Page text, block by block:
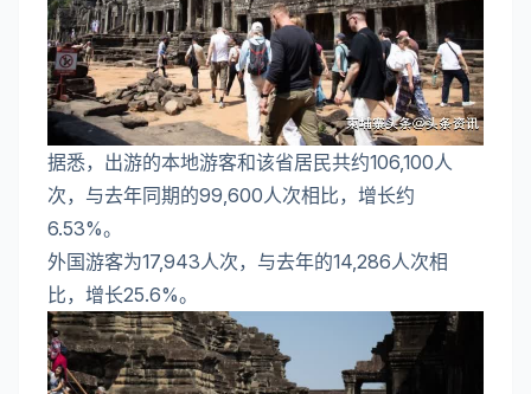
据悉，出游的本地游客和该省居民共约106,100人
次，与去年同期的99,600人次相比，增长约
6.53%。
外国游客为17,943人次，与去年的14,286人次相
比，增长25.6%。